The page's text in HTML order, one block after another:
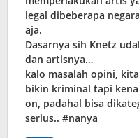
legal dibeberapa
aja.
Dasarnya sih Knetz
dan artisnya…
kalo masalah opini,
bikin kriminal tapi
on, padahal bisa
serius.. #nanya